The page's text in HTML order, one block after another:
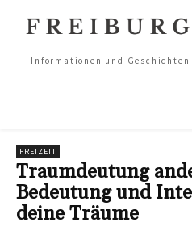
Informationen und
FREIZEIT
Traumdeutung
Bedeutung und
deine Träume